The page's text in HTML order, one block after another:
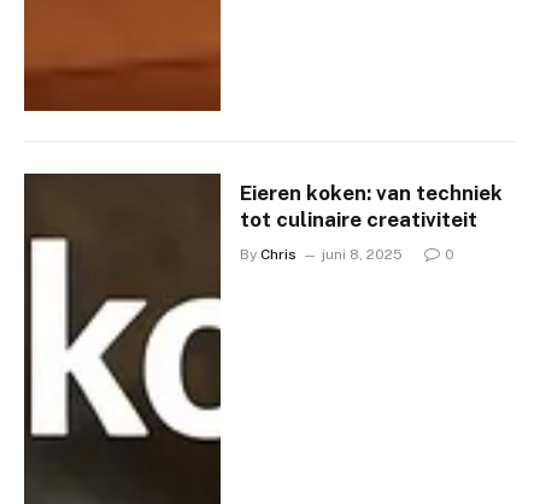
Eieren koken: van techniek
tot culinaire creativiteit
By Chris juni 8, 2025 0